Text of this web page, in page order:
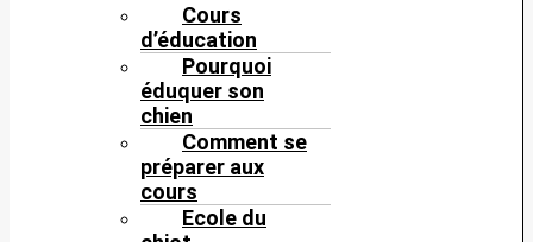
Cours
d’éducation
Pourquoi
éduquer son
chien
Comment se
préparer aux
cours
Ecole du